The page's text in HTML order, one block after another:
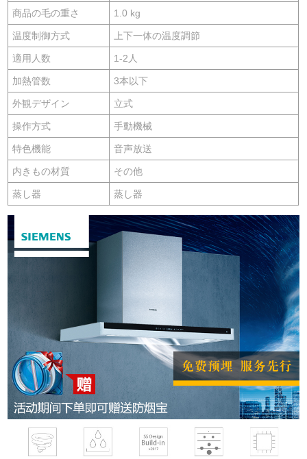
商品の毛の重さ 1.0 kg
温度制御方式 上下一体の温度調節
適用人数 1-2人
加熱管数 3本以下
外観デザイン 立式
操作方式 手動機械
特色機能 音声放送
内きもの材質 その他
蒸し器 蒸し器